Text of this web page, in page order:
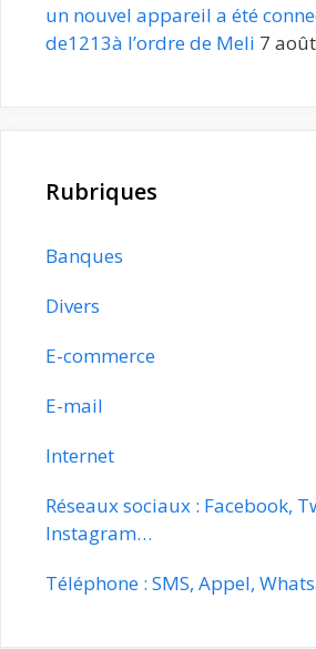
un nouvel appareil a été
de1213à l’ordre de Meli 7
Rubriques
Banques
Divers
E-commerce
E-mail
Internet
Réseaux sociaux : Facebook,
Instagram…
Téléphone : SMS, Appel,